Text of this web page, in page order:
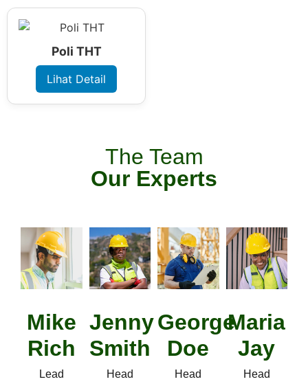
Poli THT
Lihat Detail
The Team
Our Experts
Mike
Rich
Lead
Jenny
Smith
Head
George
Doe
Head
Maria
Jay
Head